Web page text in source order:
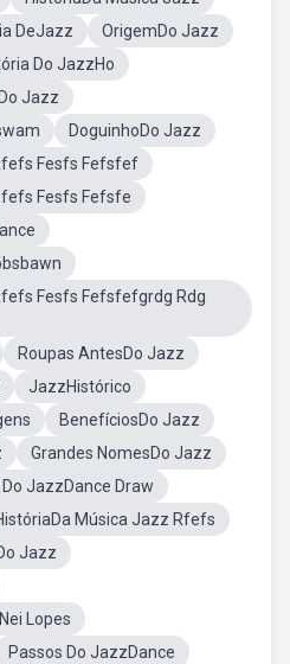
DeJazz
OrigemDo Jazz
Do JazzHo
Jazz
DoguinhoDo Jazz
Fesfs Fefsfef
Fesfs Fefsfe
Fesfs Fefsfefgrdg Rdg
Roupas AntesDo Jazz
JazzHistórico
BenefíciosDo Jazz
Grandes NomesDo Jazz
Do JazzDance Draw
Música Jazz Rfefs
Jazz
Lopes
Passos Do JazzDance